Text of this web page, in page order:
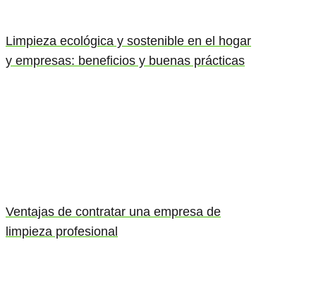
Limpieza ecológica y sostenible en el hogar
y empresas: beneficios y buenas prácticas
Ventajas de contratar una empresa de
limpieza profesional